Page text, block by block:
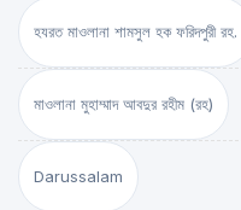
হযরত মাওলানা শামসুল হক ফরিদপুরী রহ.
মাওলানা মুহাম্মাদ আবদুর রহীম (রহ)
Darussalam